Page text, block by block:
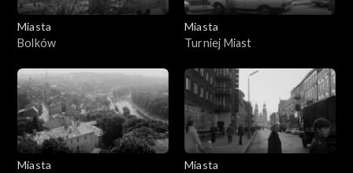
Miasta
Bolków
Miasta
Turniej Miast
Miasta
Miasta